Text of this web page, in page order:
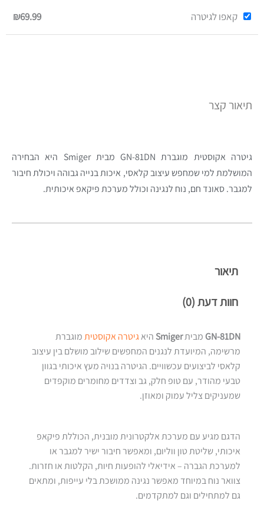
קאפו לגיטרה ₪69.99
תיאור קצר
גיטרה אקוסטית מוגברת GN-81DN מבית Smiger היא הבחירה
המושלמת למי שמחפש עיצוב קלאסי, איכות בנייה גבוהה ויכולת חיבור
למגבר. סאונד חם, נוח לנגינה וכולל מערכת פיקאפ איכותית.
תיאור
חוות דעת (0)
GN-81DN מביתSmiger היאגיטרה אקוסטיתמוגברת
מרשימה, המיועדת לנגנים המחפשים שילוב מושלם בין עיצוב
קלאסי לביצועים עכשוויים. הגיטרה בנויה מעץ איכותי בגוון
טבעי מהודר, עם טופ חלק, גב וצדדים מחומרים מוקפדים
שמעניקים צליל עמוק ומאוזן.
הדגם מגיע עם מערכת אלקטרונית מובנית, הכוללת פיקאפ
איכותי, שליטת טון ווליום, ומאפשר חיבור ישיר למגבר או
למערכת הגברה – אידיאלי להופעות חיות, הקלטות או חזרות.
צוואר נוח במיוחד מאפשר נגינה ממושכת בלי עייפות, ומתאים
גם למתחילים וגם למתקדמים.